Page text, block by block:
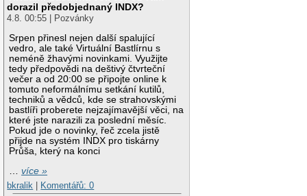
dorazil předobjednaný INDX?
4.8. 00:55 | Pozvánky
Srpen přinesl nejen další spalující
vedro, ale také Virtuální Bastlírnu s
neméně žhavými novinkami. Využijte
tedy předpovědi na deštivý čtvrteční
večer a od 20:00 se připojte online k
tomuto neformálnímu setkání kutilů,
techniků a vědců, kde se strahovskými
bastlíři proberete nejzajímavější věci, na
které jste narazili za poslední měsíc.
Pokud jde o novinky, řeč zcela jistě
přijde na systém INDX pro tiskárny
Průša, který na konci
…více »
bkralik
Komentářů: 0